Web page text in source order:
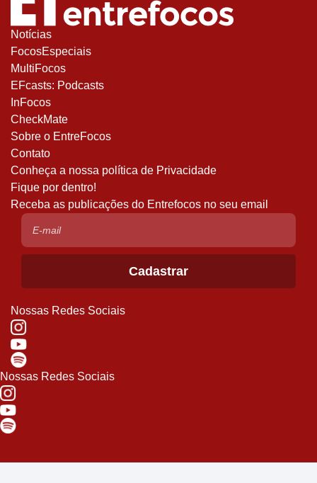
Notícias
FocosEspeciais
MultiFocos
EFcasts: Podcasts
InFocos
CheckMate
Sobre o EntreFocos
Contato
Conheça a nossa política de Privacidade
Fique por dentro!
Receba as publicações do Entrefocos no seu email
Nossas Redes Sociais
Nossas Redes Sociais